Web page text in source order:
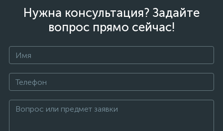
Нужна консультация? Задайте
вопрос прямо сейчас!